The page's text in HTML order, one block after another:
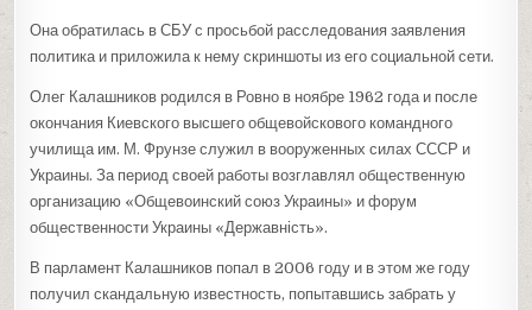
Она обратилась в СБУ с просьбой расследования заявления
политика и приложила к нему скриншоты из его социальной сети.
Олег Калашников родился в Ровно в ноябре 1962 года и после
окончания Киевского высшего общевойскового командного
училища им. М. Фрунзе служил в вооруженных силах СССР и
Украины. За период своей работы возглавлял общественную
организацию «Общевоинский союз Украины» и форум
общественности Украины «Державність».
В парламент Калашников попал в 2006 году и в этом же году
получил скандальную известность, попытавшись забрать у